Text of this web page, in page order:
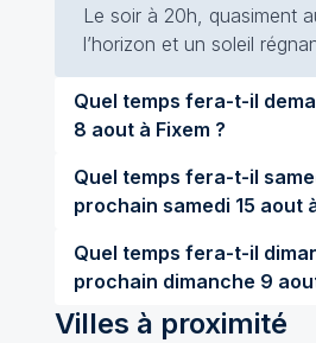
Le soir à 20h, quasiment
l’horizon et un soleil
Quel temps fera-t-il demain
8 aout à Fixem ?
Quel temps fera-t-il
prochain samedi 15
Quel temps fera-t-il
prochain
Villes à proximité